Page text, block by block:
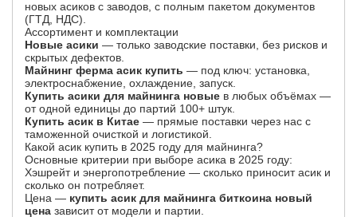
новых асиков с заводов, с полным пакетом документов
(ГТД, НДС).
Ассортимент и комплектации
Новые асики — только заводские поставки, без рисков и
скрытых дефектов.
Майнинг ферма асик купить — под ключ: установка,
электроснабжение, охлаждение, запуск.
Купить асики для майнинга новые в любых объёмах —
от одной единицы до партий 100+ штук.
Купить асик в Китае — прямые поставки через нас с
таможенной очисткой и логистикой.
Какой асик купить в 2025 году для майнинга?
Основные критерии при выборе асика в 2025 году:
Хэшрейт и энергопотребление — сколько приносит асик и
сколько он потребляет.
Цена — купить асик для майнинга биткоина новый
цена зависит от модели и партии.